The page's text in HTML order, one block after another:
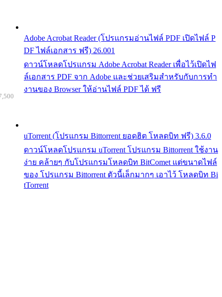
Adobe Acrobat Reader (โปรแกรมอ่านไฟล์ PDF เปิดไฟล์ P
DF ไฟล์เอกสาร ฟรี) 26.001
ดาวน์โหลดโปรแกรม Adobe Acrobat Reader เพื่อไว้เปิดไฟ
ล์เอกสาร PDF จาก Adobe และช่วยเสริมสำหรับกับการทำ
งานของ Browser ให้อ่านไฟล์ PDF ได้ ฟรี
uTorrent (โปรแกรม Bittorrent ยอดฮิต โหลดบิท ฟรี) 3.6.0
ดาวน์โหลดโปรแกรม uTorrent โปรแกรม Bittorrent ใช้งาน
ง่าย คล้ายๆ กับโปรแกรมโหลดบิท BitComet แต่ขนาดไฟล์
ของ โปรแกรม Bittorrent ตัวนี้เล็กมากๆ เอาไว้ โหลดบิท Bi
tTorrent